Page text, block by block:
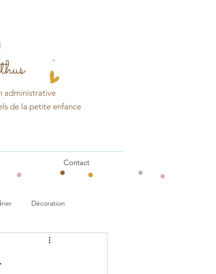
administrative
de la petite enfance
Contact
Décoration